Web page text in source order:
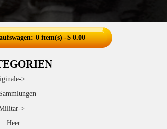
: 0 item(s) -$ 0.00
>
>
Heer